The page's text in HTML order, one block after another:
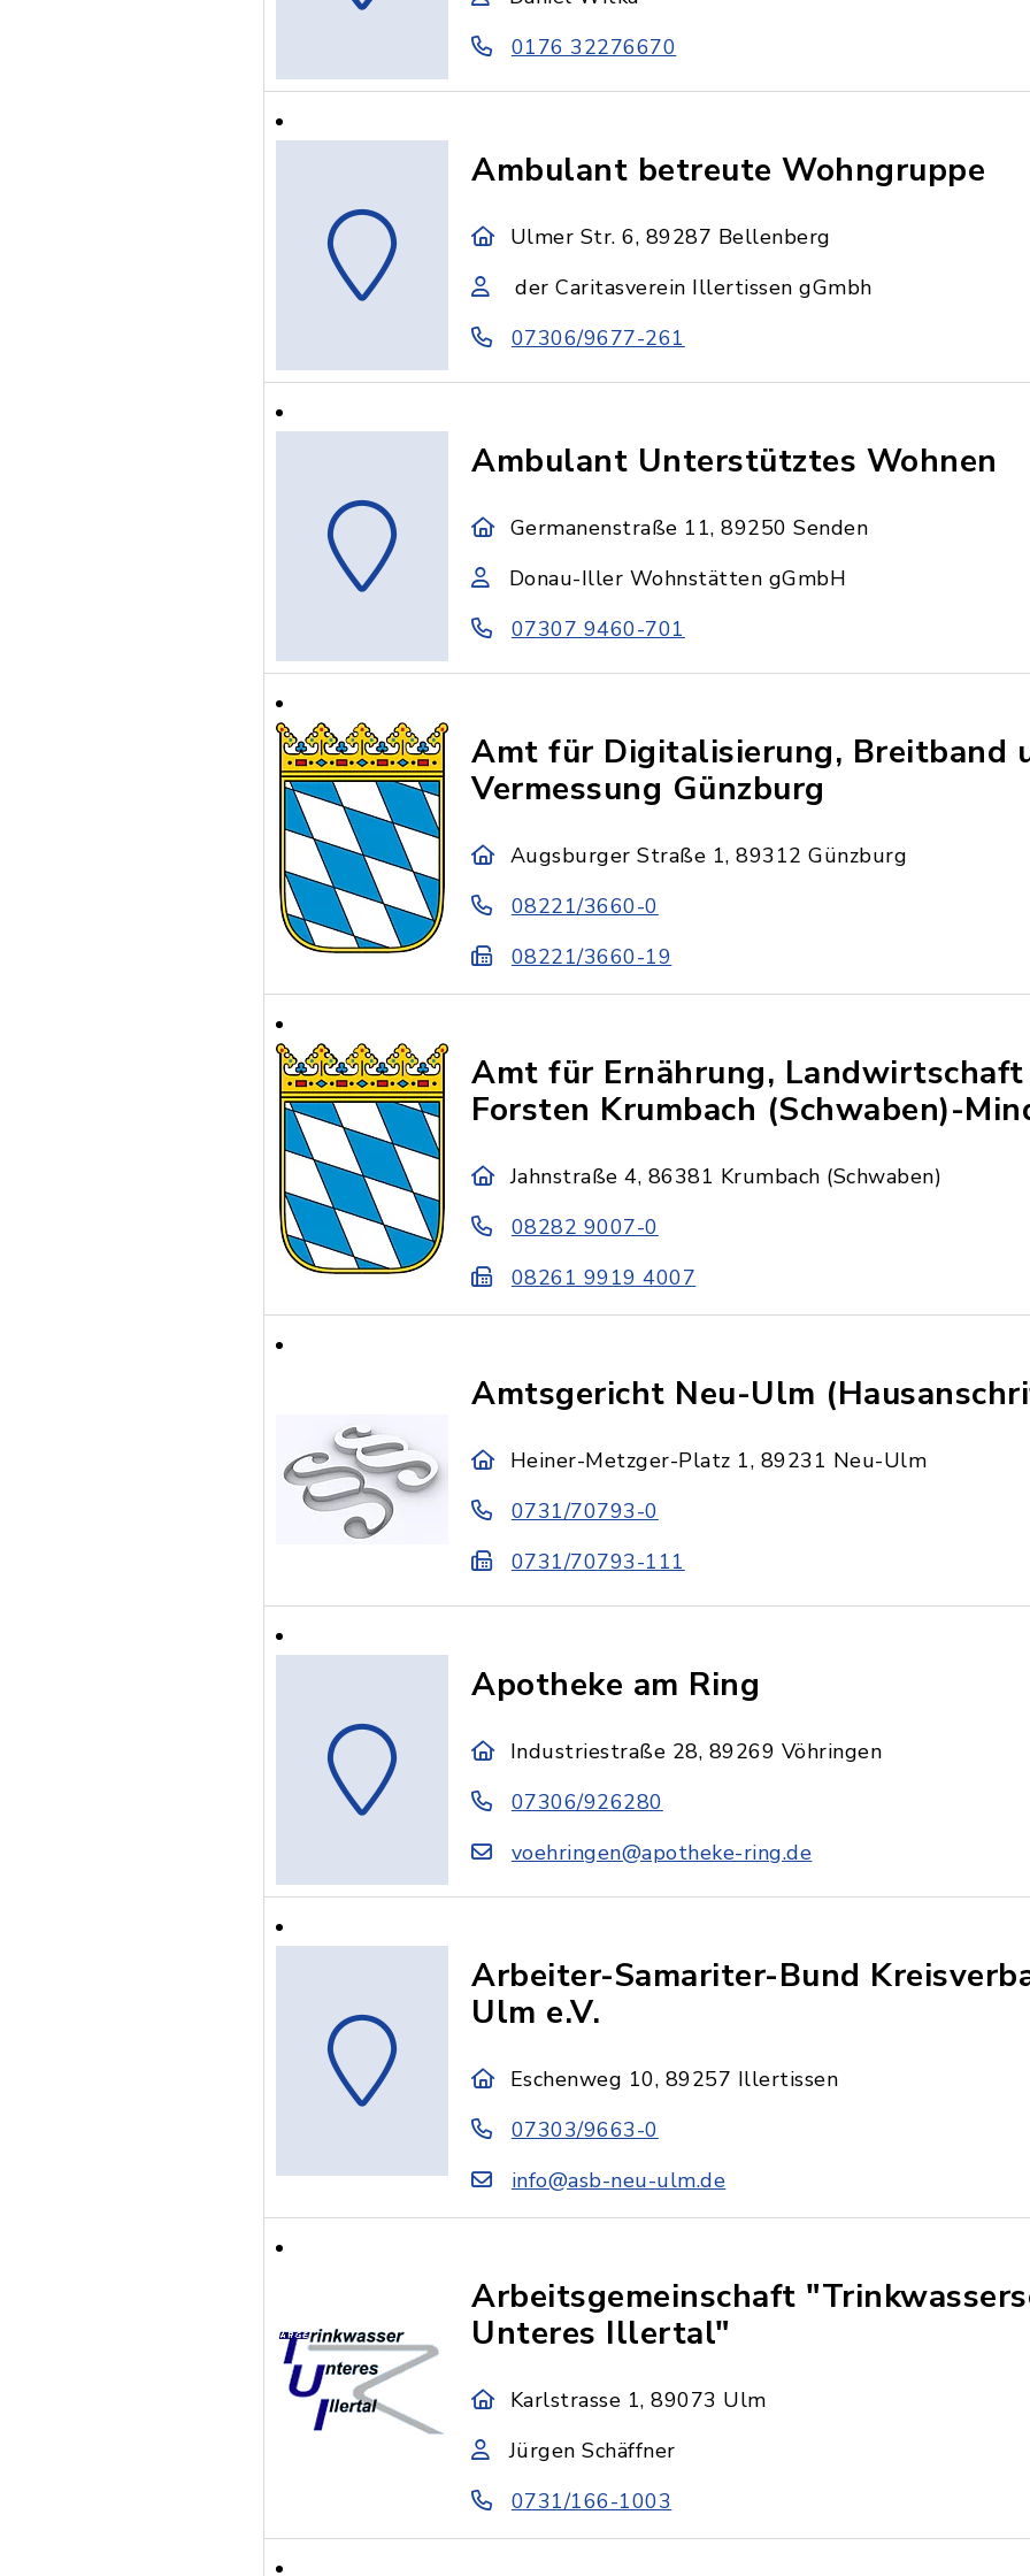
0176 32276670
Ambulant betreute Wohngruppe
Ulmer Str. 6, 89287 Bellenberg
der Caritasverein Illertissen gGmbh
07306/9677-261
Ambulant Unterstütztes Wohnen
Germanenstraße 11, 89250 Senden
Donau-Iller Wohnstätten gGmbH
07307 9460-701
Amt für Digitalisierung, Breitband
Vermessung Günzburg
Augsburger Straße 1, 89312 Günzburg
08221/3660-0
08221/3660-19
Amt für Ernährung,
Forsten Krumbach (Schwaben)-
Jahnstraße 4, 86381 Krumbach (Schwaben)
08282 9007-0
08261 9919 4007
Amtsgericht Neu-Ulm
Heiner-Metzger-Platz 1, 89231 Neu-Ulm
0731/70793-0
0731/70793-111
Apotheke am Ring
Industriestraße 28, 89269 Vöhringen
07306/926280
voehringen@apotheke-ring.de
Arbeiter-Samariter-Bund
Ulm e.V.
Eschenweg 10, 89257 Illertissen
07303/9663-0
info@asb-neu-ulm.de
Arbeitsgemeinschaft
Unteres Illertal"
Karlstrasse 1, 89073 Ulm
Jürgen Schäffner
0731/166-1003